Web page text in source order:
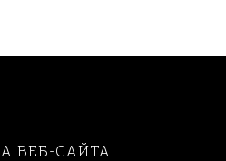
ВЕБ-САЙТА